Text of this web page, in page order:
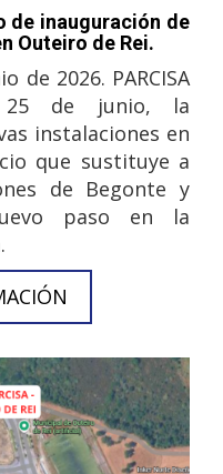
de inauguración de
Outeiro de Rei.
de 2026. PARCISA
25 de junio, la
instalaciones en
que sustituye a
de Begonte y
paso en la